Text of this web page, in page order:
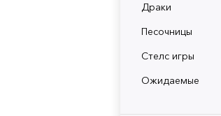
Драки
Песочницы
Стелс игры
Ожидаемые